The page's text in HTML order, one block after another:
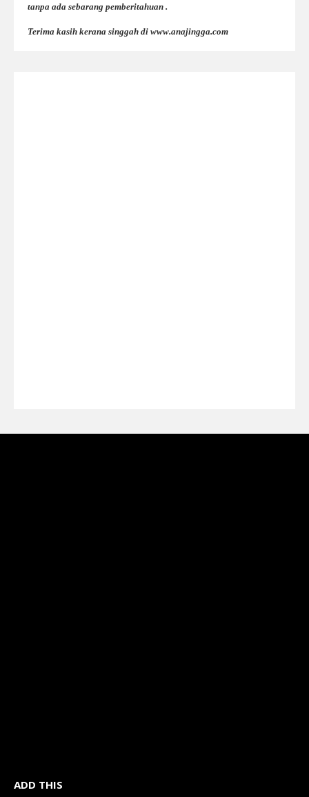
tanpa ada sebarang pemberitahuan .
Terima kasih kerana singgah di www.anajingga.com
ADD THIS